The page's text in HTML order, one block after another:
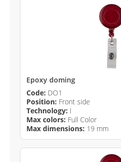
Epoxy doming
Code: DO1
Position: Front side
Technology: I
Max colors: Full Color
Max dimensions: 19 mm